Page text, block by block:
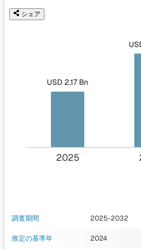
シェア
USD 2.17 Bn
2025
調査期間 2025-2032
推定の基準年 2024